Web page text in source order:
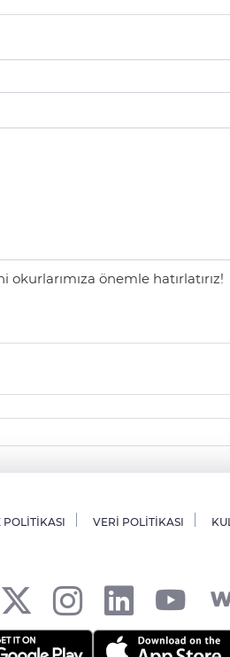
önemle hatırlatırız!
POLİTİKASI VERİ POLİTİKASI